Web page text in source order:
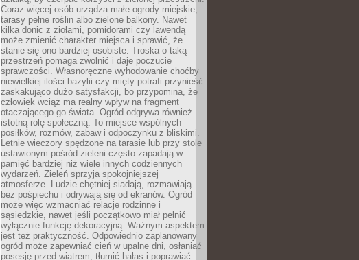
Coraz więcej osób urządza małe ogrody miejskie,
tarasy pełne roślin albo zielone balkony. Nawet
kilka donic z ziołami, pomidorami czy lawendą
może zmienić charakter miejsca i sprawić, że
stanie się ono bardziej osobiste. Troska o taką
przestrzeń pomaga zwolnić i daje poczucie
sprawczości. Własnoręczne wyhodowanie choćby
niewielkiej ilości bazylii czy mięty potrafi przynieść
zaskakująco dużo satysfakcji, bo przypomina, że
człowiek wciąż ma realny wpływ na fragment
otaczającego go świata. Ogród odgrywa również
istotną rolę społeczną. To miejsce wspólnych
posiłków, rozmów, zabaw i odpoczynku z bliskimi.
Letnie wieczory spędzone na tarasie lub przy stole
ustawionym pośród zieleni często zapadają w
pamięć bardziej niż wiele innych codziennych
wydarzeń. Zieleń sprzyja spokojniejszej
atmosferze. Ludzie chętniej siadają, rozmawiają
bez pośpiechu i odrywają się od ekranów. Ogród
może więc wzmacniać relacje rodzinne i
sąsiedzkie, nawet jeśli początkowo miał pełnić
wyłącznie funkcję dekoracyjną. Ważnym aspektem
jest też praktyczność. Odpowiednio zaplanowany
ogród może zapewniać cień w upalne dni, osłaniać
posesję przed wiatrem, tłumić hałas i poprawiać